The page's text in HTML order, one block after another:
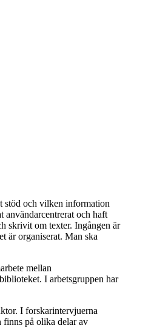
stöd och vilken information
användarcentrerat och haft
skrivit om texter. Ingången är
är organiserat. Man ska
mellan
I arbetsgruppen har
I forskarintervjuerna
finns på olika delar av